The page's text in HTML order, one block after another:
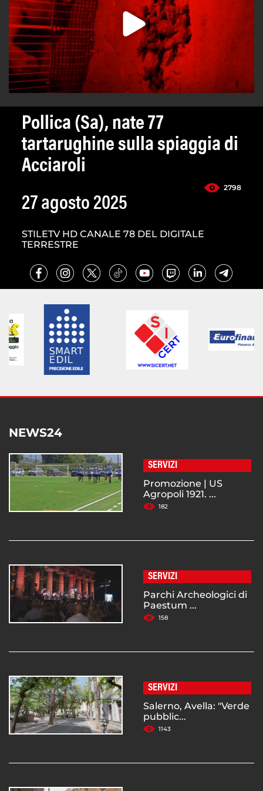
Pollica (Sa), nate 77
tartarughine sulla spiaggia di
Acciaroli
2798
27 agosto 2025
STILETV HD CANALE 78 DEL DIGITALE
TERRESTRE
NEWS24
SERVIZI
Promozione | US
Agropoli 1921. ...
182
SERVIZI
Parchi Archeologici di
Paestum ...
158
SERVIZI
Salerno, Avella: "Verde
pubblic...
1143